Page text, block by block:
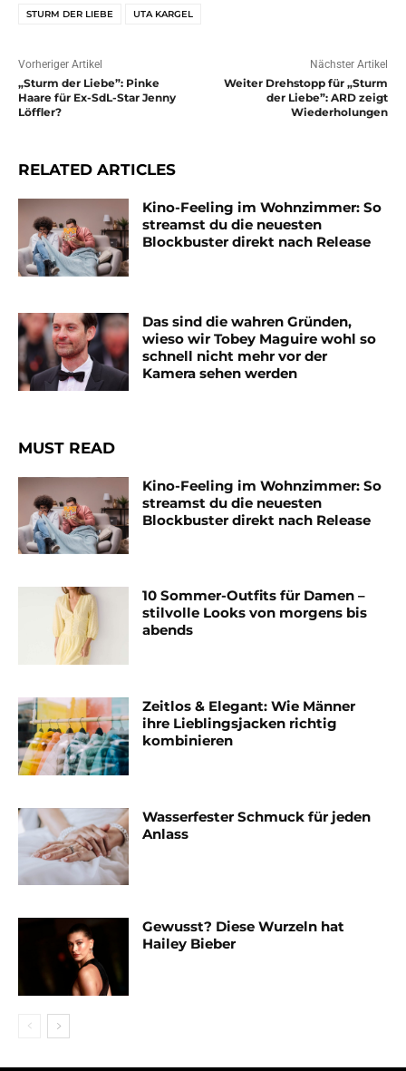
STURM DER LIEBE UTA KARGEL
Vorheriger Artikel
„Sturm der Liebe”: Pinke
Haare für Ex-SdL-Star Jenny
Löffler?
Nächster Artikel
Weiter Drehstopp für „Sturm
der Liebe”: ARD zeigt
Wiederholungen
RELATED ARTICLES
Kino-Feeling im Wohnzimmer: So
streamst du die neuesten
Blockbuster direkt nach Release
Das sind die wahren Gründen,
wieso wir Tobey Maguire wohl so
schnell nicht mehr vor der
Kamera sehen werden
MUST READ
Kino-Feeling im Wohnzimmer: So
streamst du die neuesten
Blockbuster direkt nach Release
10 Sommer-Outfits für Damen –
stilvolle Looks von morgens bis
abends
Zeitlos & Elegant: Wie Männer
ihre Lieblingsjacken richtig
kombinieren
Wasserfester Schmuck für jeden
Anlass
Gewusst? Diese Wurzeln hat
Hailey Bieber